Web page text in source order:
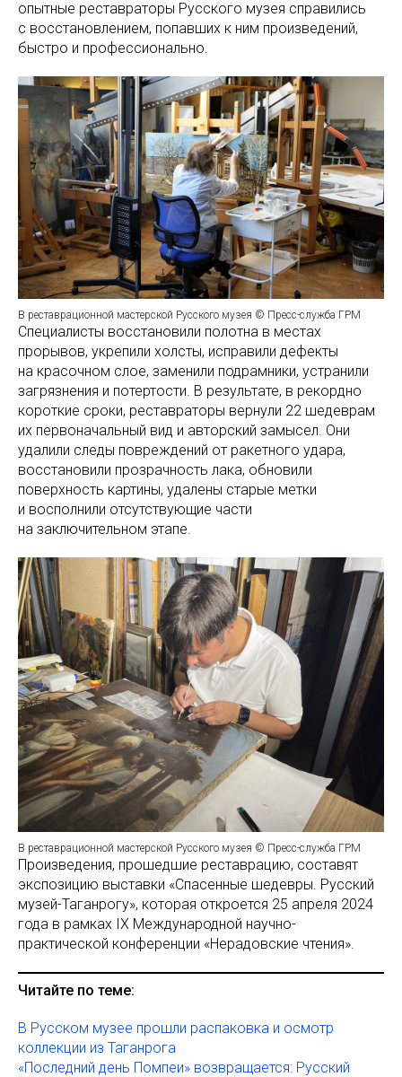
опытные реставраторы Русского музея справились
с восстановлением, попавших к ним произведений,
быстро и профессионально.
В реставрационной мастерской Русского музея © Пресс-служба ГРМ
Специалисты восстановили полотна в местах
прорывов, укрепили холсты, исправили дефекты
на красочном слое, заменили подрамники, устранили
загрязнения и потертости. В результате, в рекордно
короткие сроки, реставраторы вернули 22 шедеврам
их первоначальный вид и авторский замысел. Они
удалили следы повреждений от ракетного удара,
восстановили прозрачность лака, обновили
поверхность картины, удалены старые метки
и восполнили отсутствующие части
на заключительном этапе.
В реставрационной мастерской Русского музея © Пресс-служба ГРМ
Произведения, прошедшие реставрацию, составят
экспозицию выставки «Спасенные шедевры. Русский
музей-Таганрогу», которая откроется 25 апреля 2024
года в рамках IX Международной научно-
практической конференции «Нерадовские чтения».
Читайте по теме:
В Русском музее прошли распаковка и осмотр
коллекции из Таганрога
«Последний день Помпеи» возвращается: Русский